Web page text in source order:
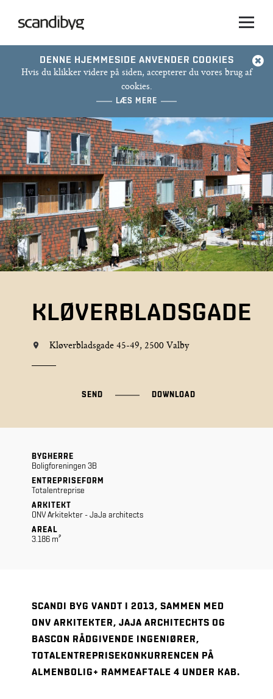
DENNE HJEMMESIDE ANVENDER COOKIES
Hvis du klikker videre på siden, accepterer du vores brug af
cookies.
LÆS MERE
KLØVERBLADSGADE
Kløverbladsgade 45-49, 2500 Valby
SEND DOWNLOAD
BYGHERRE
Boligforeningen 3B
ENTREPRISEFORM
Totalentreprise
ARKITEKT
ONV Arkitekter - JaJa architects
AREAL
3.186 m²
SCANDI BYG VANDT I 2013, SAMMEN MED
ONV ARKITEKTER, JAJA ARCHITECHTS OG
BASCON RÅDGIVENDE INGENIØRER,
TOTALENTREPRISEKONKURRENCEN PÅ
ALMENBOLIG+ RAMMEAFTALE 4 UNDER KAB.